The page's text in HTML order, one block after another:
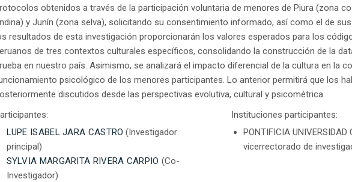
obtenidos a través de la participación voluntaria de menores de Piura (zona
y Junín (zona selva), solicitando su consentimiento informado, así como el de
resultados de esta investigación proporcionarán los valores esperados para los
de tres contextos culturales específicos, consolidando la construcción de la
en nuestro país. Asimismo, se analizará el impacto diferencial de la cultura en la
psicológico de los menores participantes. Lo anterior permitirá que los
discutidos desde las perspectivas evolutiva, cultural y psicométrica.
LUPE ISABEL JARA CASTRO (Investigador
principal)
SYLVIA MARGARITA RIVERA CARPIO (Co-
Investigador)
Instituciones participantes:
PONTIFICIA UNIVERSIDAD
vicerrectorado de